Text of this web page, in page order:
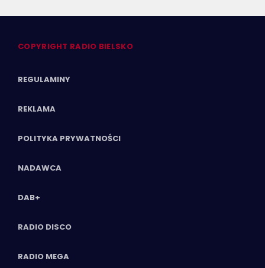
COPYRIGHT RADIO BIELSKO
REGULAMINY
REKLAMA
POLITYKA PRYWATNOŚCI
NADAWCA
DAB+
RADIO DISCO
RADIO MEGA